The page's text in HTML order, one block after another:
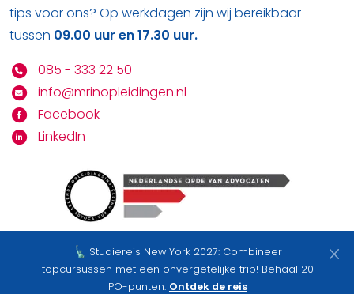
tips voor ons? Op werkdagen zijn wij bereikbaar
tussen 09.00 uur en 17.30 uur.
085 - 333 22 50
info@mrinopleidingen.nl
Facebook
LinkedIn
Bekijk hier onzeprivacy statement&algemene
voorwaarden
Studiereis New York 2027: Combineer
topcursussen met een onvergetelijke trip! Behaal 20
PO-punten. Ontdek de reis